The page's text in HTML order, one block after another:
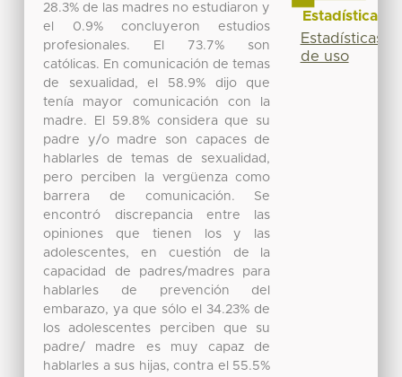
28.3% de las madres no estudiaron y
el 0.9% concluyeron estudios
profesionales. El 73.7% son
católicas. En comunicación de temas
de sexualidad, el 58.9% dijo que
tenía mayor comunicación con la
madre. El 59.8% considera que su
padre y/o madre son capaces de
hablarles de temas de sexualidad,
pero perciben la vergüenza como
barrera de comunicación. Se
encontró discrepancia entre las
opiniones que tienen los y las
adolescentes, en cuestión de la
capacidad de padres/madres para
hablarles de prevención del
embarazo, ya que sólo el 34.23% de
los adolescentes perciben que su
padre/ madre es muy capaz de
hablarles a sus hijas, contra el 55.5%
Estadísticas
Estadísticas
de uso